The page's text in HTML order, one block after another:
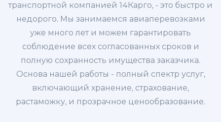
транспортной компанией 14Карго, - это быстро и
недорого. Мы занимаемся авиаперевозками
уже много лет и можем гарантировать
соблюдение всех согласованных сроков и
полную сохранность имущества заказчика.
Основа нашей работы - полный спектр услуг,
включающий хранение, страхование,
растаможку, и прозрачное ценообразование.